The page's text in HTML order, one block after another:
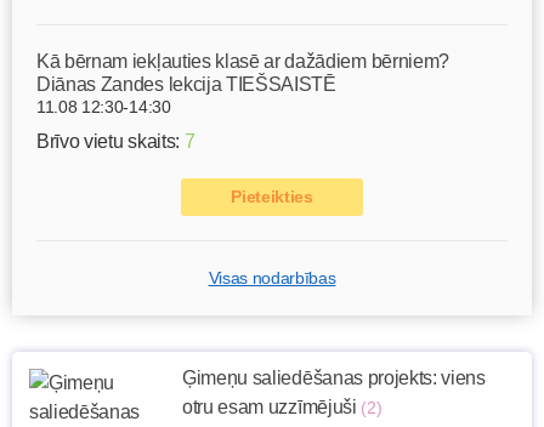
Kā bērnam iekļauties klasē ar dažādiem bērniem?
Diānas Zandes lekcija TIEŠSAISTĒ
11.08 12:30-14:30
Brīvo vietu skaits: 7
Pieteikties
Visas nodarbības
Ģimeņu saliedēšanas projekts: viens
otru esam uzzīmējuši (2)